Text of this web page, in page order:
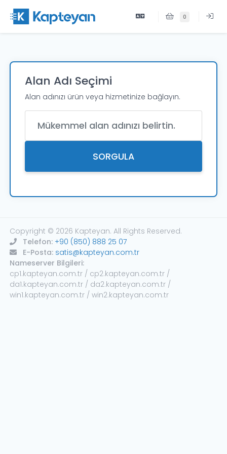
0
Alan Adı Seçimi
Alan adınızı ürün veya hizmetinize bağlayın.
SORGULA
Copyright © 2026 Kapteyan. All Rights Reserved.
Telefon: +90 (850) 888 25 07
E-Posta: satis@kapteyan.com.tr
Nameserver Bilgileri:
cp1.kapteyan.com.tr / cp2.kapteyan.com.tr /
da1.kapteyan.com.tr / da2.kapteyan.com.tr /
win1.kapteyan.com.tr / win2.kapteyan.com.tr